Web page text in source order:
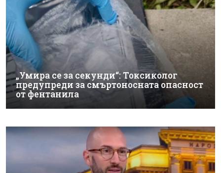
„Умира се за секунди“: Токсиколог
предупреди за смъртоносната опасност
от фентанила